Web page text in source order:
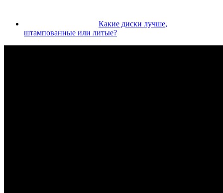
Какие диски лучше,
штампованные или литые?